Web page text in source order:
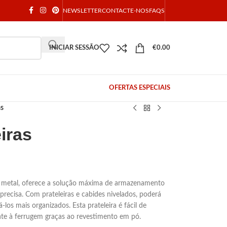
NEWSLETTERCONTACTE-NOSFAQS
INICIAR SESSÃO €0.00
OFERTAS ESPECIAIS
oferece a solução máxima de armazenamento
Com prateleiras e cabides nivelados, poderá
mais organizados. Esta prateleira é fácil de
à ferrugem graças ao revestimento em pó.